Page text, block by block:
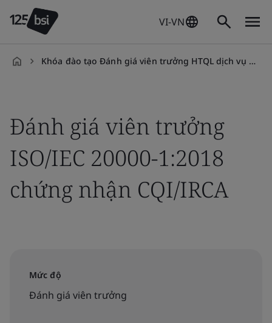
VI-VN
Khóa đào tạo Đánh giá viên trưởng HTQL dịch vụ CNTT (ISO/IEC 20000-1:2018)
Đánh giá viên trưởng
ISO/IEC 20000-1:2018
chứng nhận CQI/IRCA
Mức độ
Đánh giá viên trưởng